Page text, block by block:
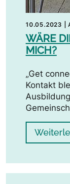
10.05.2023 |
WÄRE
MICH?
„Get
Kontakt